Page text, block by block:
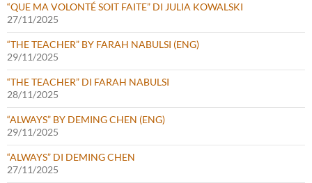
“QUE MA VOLONTÉ SOIT FAITE” DI JULIA KOWALSKI
27/11/2025
“THE TEACHER” BY FARAH NABULSI (ENG)
29/11/2025
“THE TEACHER” DI FARAH NABULSI
28/11/2025
“ALWAYS” BY DEMING CHEN (ENG)
29/11/2025
“ALWAYS” DI DEMING CHEN
27/11/2025